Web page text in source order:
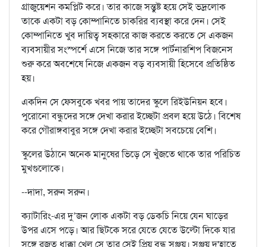
গ্রাজুয়েশন কমপ্লিট করে। তার কাজে সন্তুষ্ট হয়ে সেই ভদ্রলোক
তাকে একটা বড় কোম্পানিতে চাকরির ব্যবস্থা করে দেন। সেই
কোম্পানিতে খুব দায়িত্ব সহকারে কাজ করতে করতে সে একজন
ব্যবসায়ীর সংস্পর্শে এসে নিজে তার সঙ্গে পার্টনারশিপ বিজনেস
শুরু করে অবশেষে নিজে একজন বড় ব্যবসায়ী হিসেবে প্রতিষ্ঠিত
হয়।
একদিন সে ফেসবুকে খবর পায় তাদের স্কুলে রিইউনিয়ন হবে।
পুরোনো বন্ধুদের সঙ্গে দেখা করার ইচ্ছেটা প্রবল হয়ে উঠে। বিশেষ
করে গৌরাঙ্গবাবুর সঙ্গে দেখা করার ইচ্ছেটা সবচেয়ে বেশি।
স্কুলের উঠানে অনেক মানুষের ভিড়ে সে খুঁজতে থাকে তার পরিচিত
মুখগুলোকে।
--দাদা, সরুন সরুন।
ক্যাটারিং-এর দু’জন লোক একটা বড় ডেকচি নিয়ে যেন ঘাড়ের
উপর এসে পড়ে। আর ছিটকে সরে যেতে যেতে উল্টো দিকে যার